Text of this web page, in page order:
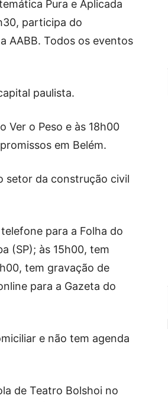
Pura e Aplicada
participa do
AABB. Todos os eventos
paulista.
Ver o Peso e às 18h00
em Belém.
setor da construção civil
para a Folha do
(SP); às 15h00, tem
tem gravação de
para a Gazeta do
e não tem agenda
de Teatro Bolshoi no